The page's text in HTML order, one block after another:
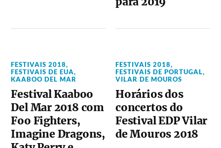
FESTIVAIS 2018,
FESTIVAIS DE EUA,
KAABOO DEL MAR
Festival Kaaboo
Del Mar 2018 com
Foo Fighters,
Imagine Dragons,
FESTIVAIS 2018,
FESTIVAIS DE PORTUGAL,
VILAR DE MOUROS
Horários dos
concertos do
Festival EDP Vilar
de Mouros 2018